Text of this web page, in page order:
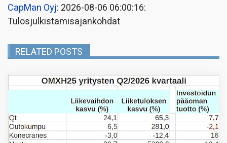
CapMan Oyj: 2026-08-06 06:00:16:
Tulosjulkistamisajankohdat
RELATED POSTS